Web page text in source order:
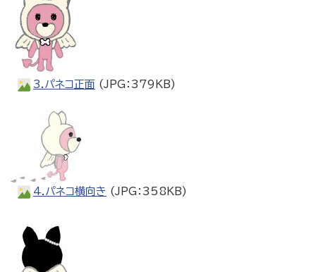
3.パネコ正面 (JPG：379KB)
4.パネコ横向き (JPG：358KB)